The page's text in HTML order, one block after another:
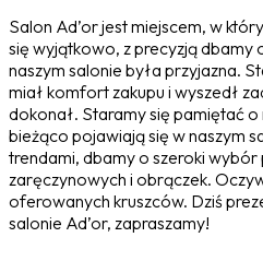
Salon Ad’or jest miejscem, w
się wyjątkowo, z precyzją dbamy
naszym salonie była przyjazna.
miał komfort zakupu i wyszedł
dokonał. Staramy się pamiętać
bieżąco pojawiają się w naszym
trendami, dbamy o szeroki
zaręczynowych i obrączek.
oferowanych kruszców. Dziś
salonie Ad’or, zapraszamy!